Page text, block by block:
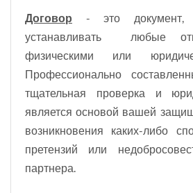
Договор - это документ,
устанавливать любые
физическими или
Профессионально
тщательная проверка и
является основой вашей
возникновения каких-либо
претензий или
партнера.